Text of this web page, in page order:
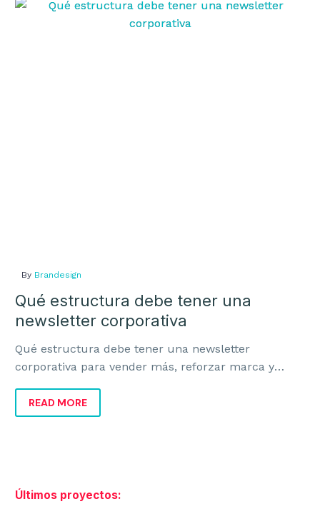
Qué
estructura
By Brandesign
Qué estructura debe tener una
newsletter corporativa
Qué estructura debe tener una newsletter
corporativa para vender más, reforzar marca y
READ MORE
Últimos proyectos: